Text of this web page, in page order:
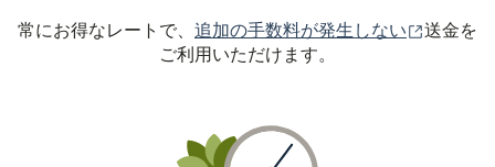
常にお得なレートで、 追加の手数料が発生しない （別ウ
送金を
ご利用いただけます。